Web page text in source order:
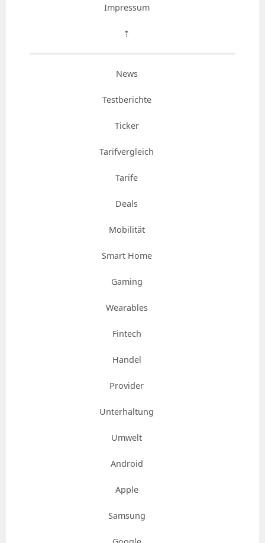
Impressum
⇡
News
Testberichte
Ticker
Tarifvergleich
Tarife
Deals
Mobilität
Smart Home
Gaming
Wearables
Fintech
Handel
Provider
Unterhaltung
Umwelt
Android
Apple
Samsung